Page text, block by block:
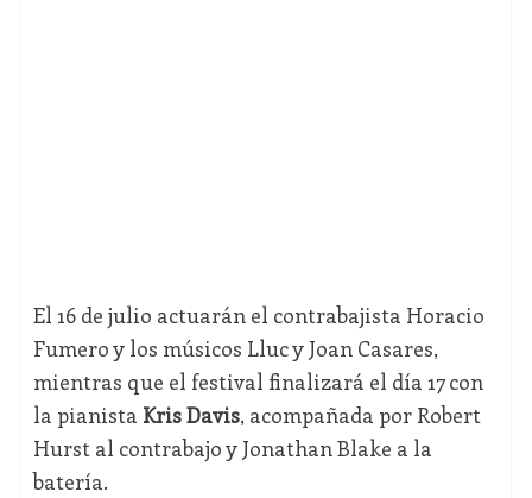
El 16 de julio actuarán el contrabajista Horacio
Fumero y los músicos Lluc y Joan Casares,
mientras que el festival finalizará el día 17 con
la pianista Kris Davis, acompañada por Robert
Hurst al contrabajo y Jonathan Blake a la
batería.